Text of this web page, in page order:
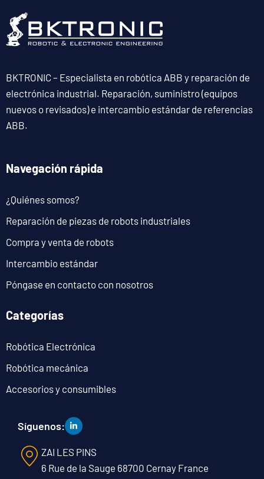
BKTRONIC – Especialista en robótica ABB y reparación de
electrónica industrial. Reparación, suministro (equipos
nuevos o revisados) e intercambio estándar de referencias
ABB.
Navegación rápida
¿Quiénes somos?
Reparación de piezas de robots industriales
Compra y venta de robots
Intercambio estándar
Póngase en contacto con nosotros
Categorías
Robótica Electrónica
Robótica mecánica
Accesorios y consumibles
Síguenos:
ZAI LES PINS
6 Rue de la Sauge 68700 Cernay France